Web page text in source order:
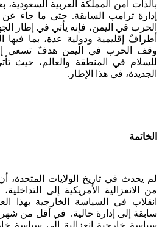
بالذات أمن المملكة العربية السعودية،
إدارة ترامب السابقة. حتى ما جاء عن
الحرب في اليمن، فإنه يأتي في إطار
أطرافٌ إقليمية ودولية عدة، بما فيها
وقف الحرب في اليمن هدفٌ تسعى
للسلام في المنطقة والعالم، حيث
الجديدة، في هذا الإطار.
الخاتمة
لم يحدث في تاريخ الولايات المتحدة،
من الانعزالية الأمريكية إلى
انقلاب في السياسة الخارجية بهذا
سابقة إلى إدارة حالية. في أقل من